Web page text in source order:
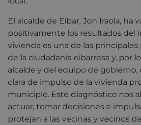
El alcalde de Eibar, Jon Iraola, ha
positivamente los resultados del
vivienda es una de las
de la ciudadanía eibarresa y, por
alcalde y del equipo de gobierno,
clara de impulso de la vivienda
municipio. Este diagnóstico nos
actuar, tomar decisiones e
protejan a las vecinas y vecinos